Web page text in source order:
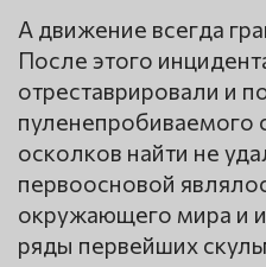
А движение всегда
После этого
отреставрировали и
пуленепробиваемого
осколков найти не
первоосновой
окружающего мира и
ряды первейших